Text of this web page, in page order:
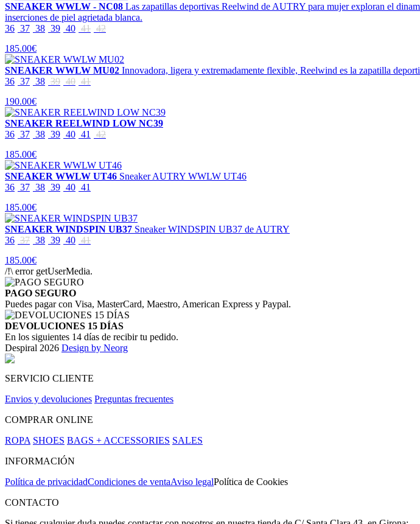
SNEAKER WWLW - NC08 Las zapatillas deportivas Reelwind de AUTRY para mujer exploran el
inserciones de piel agrietada blanca.
36 37 38 39 40 41 42
185.00€
SNEAKER WWLW MU02 Innovadora, ligera y extremadamente flexible, Reelwind es la zapatilla
36 37 38 39 40 41
190.00€
SNEAKER REELWIND LOW NC39
36 37 38 39 40 41
42
185.00€
SNEAKER WWLW UT46 Sneaker AUTRY WWLW UT46
36 37 38 39 40 41
185.00€
SNEAKER WINDSPIN UB37 Sneaker WINDSPIN UB37 de AUTRY
36 37 38 39 40 41
185.00€
/!\ error getUserMedia.
PAGO SEGURO
Puedes pagar con Visa, MasterCard, Maestro, American Express y Paypal.
DEVOLUCIONES 15 DÍAS
En los siguientes 14 días de recibir tu pedido.
Despiral 2026 Design by Neorg
SERVICIO CLIENTE
Envios y devoluciones Preguntas frecuentes
COMPRAR ONLINE
ROPA SHOES BAGS + ACCESSORIES SALES
INFORMACIÓN
Política de privacidadCondiciones de ventaAviso legalPolítica de Cookies
CONTACTO